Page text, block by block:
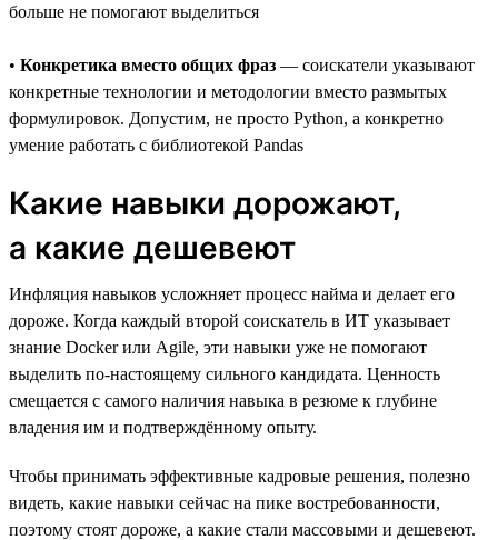
больше не помогают выделиться
• Конкретика вместо общих фраз — соискатели указывают
конкретные технологии и методологии вместо размытых
формулировок. Допустим, не просто Python, а конкретно
умение работать с библиотекой Pandas
Какие навыки дорожают,
а какие дешевеют
Инфляция навыков усложняет процесс найма и делает его
дороже. Когда каждый второй соискатель в ИТ указывает
знание Docker или Agile, эти навыки уже не помогают
выделить по-настоящему сильного кандидата. Ценность
смещается с самого наличия навыка в резюме к глубине
владения им и подтверждённому опыту.
Чтобы принимать эффективные кадровые решения, полезно
видеть, какие навыки сейчас на пике востребованности,
поэтому стоят дороже, а какие стали массовыми и дешевеют.